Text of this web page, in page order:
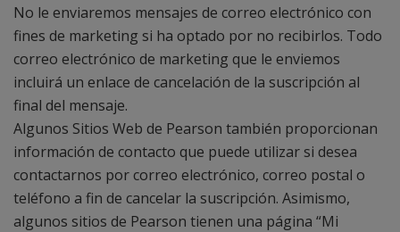
No le enviaremos mensajes de correo electrónico con
fines de marketing si ha optado por no recibirlos. Todo
correo electrónico de marketing que le enviemos
incluirá un enlace de cancelación de la suscripción al
final del mensaje.
Algunos Sitios Web de Pearson también proporcionan
información de contacto que puede utilizar si desea
contactarnos por correo electrónico, correo postal o
teléfono a fin de cancelar la suscripción. Asimismo,
algunos sitios de Pearson tienen una página “Mi